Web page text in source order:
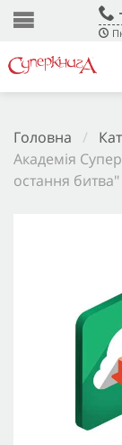
Головна /
Академія
остання